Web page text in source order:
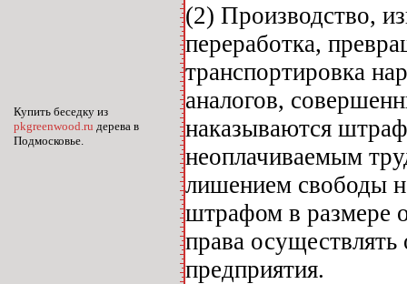
Купить беседку из
pkgreenwood.ru дерева в
Подмосковье.
(2) Производство,
переработка,
транспортировка
аналогов,
наказываются
неоплачиваемым
лишением свободы
штрафом в размере
права
предприятия.